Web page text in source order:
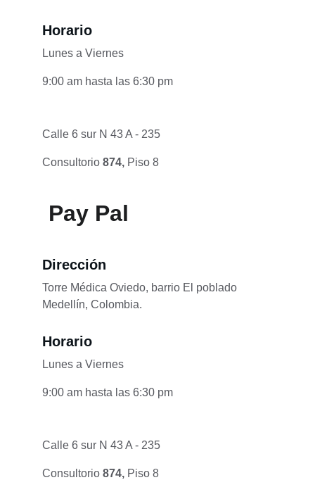
Horario
Lunes a Viernes
Calle 6 sur N 43 A - 235
Consultorio 874, Piso 8
9:00 am hasta las 6:30 pm
Pay Pal
Dirección
Torre Médica Oviedo, barrio El poblado
Medellín, Colombia.
Horario
Lunes a Viernes
Calle 6 sur N 43 A - 235
Consultorio 874, Piso 8
9:00 am hasta las 6:30 pm